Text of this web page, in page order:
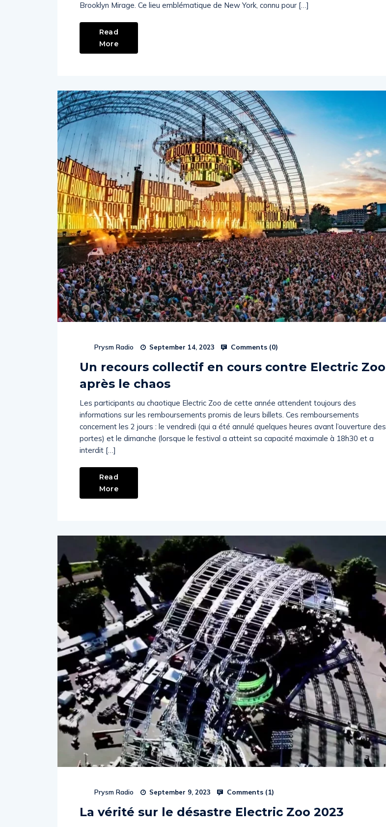
Brooklyn Mirage. Ce lieu emblématique de New York, connu pour […]
Read
More
Prysm Radio September 14, 2023 Comments (0)
Un recours collectif en cours contre Electric Zoo
après le chaos
Les participants au chaotique Electric Zoo de cette année attendent toujours des
informations sur les remboursements promis de leurs billets. Ces remboursements
concernent les 2 jours : le vendredi (qui a été annulé quelques heures avant l’ouverture des
portes) et le dimanche (lorsque le festival a atteint sa capacité maximale à 18h30 et a
interdit […]
Read
More
Prysm Radio September 9, 2023 Comments (1)
La vérité sur le désastre Electric Zoo 2023